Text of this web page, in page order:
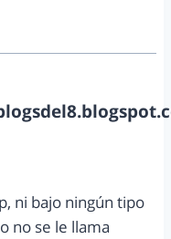
ni bajo ningún tipo
no se le llama